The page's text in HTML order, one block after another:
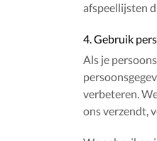
afspeellijsten
4. Gebruik
Als je
verbeteren.
ons verzendt,